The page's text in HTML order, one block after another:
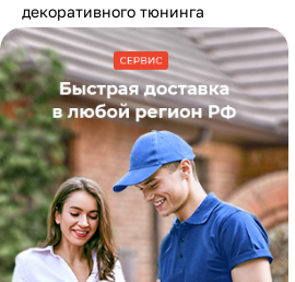
декоративного тюнинга